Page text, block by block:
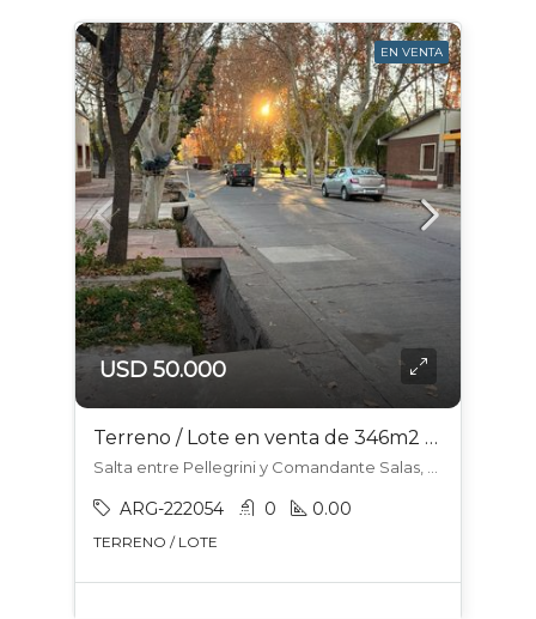
EN VENTA
USD 50.000
Terreno / Lote en venta de 346m2 ubicado en San Rafael
ARG-222054 0 0.00
TERRENO / LOTE